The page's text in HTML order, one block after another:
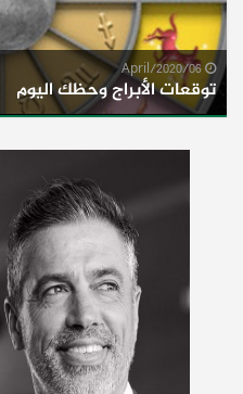
توقعات الأبراج وحظك اليوم